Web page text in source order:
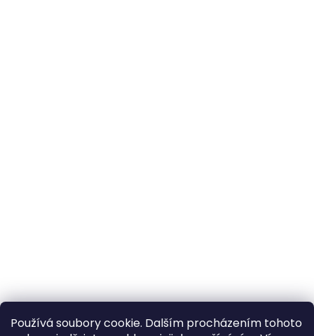
Používá soubory cookie. Dalším procházením tohoto